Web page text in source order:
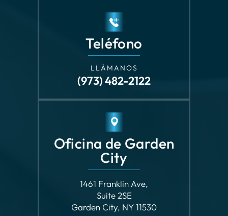
Teléfono
LLÁMANOS
(973) 482-2122
Oficina de Garden
City
1461 Franklin Ave,
Suite 2SE
Garden City, NY 11530
VER CÓMO LLEGAR